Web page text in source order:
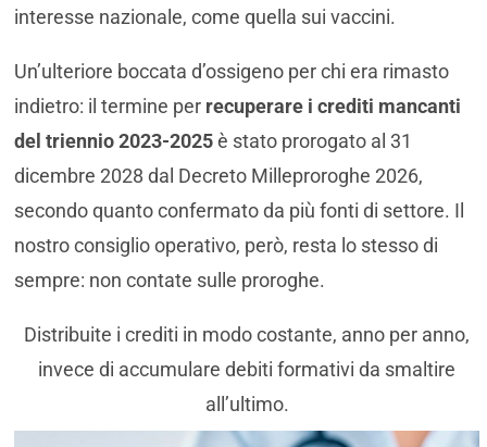
interesse nazionale, come quella sui vaccini.
Un’ulteriore boccata d’ossigeno per chi era rimasto
indietro: il termine per recuperare i crediti mancanti
del triennio 2023-2025è stato prorogato al 31
dicembre 2028 dal Decreto Milleproroghe 2026,
secondo quanto confermato da più fonti di settore. Il
nostro consiglio operativo, però, resta lo stesso di
sempre: non contate sulle proroghe.
Distribuite i crediti in modo costante, anno per anno,
invece di accumulare debiti formativi da smaltire
all’ultimo.